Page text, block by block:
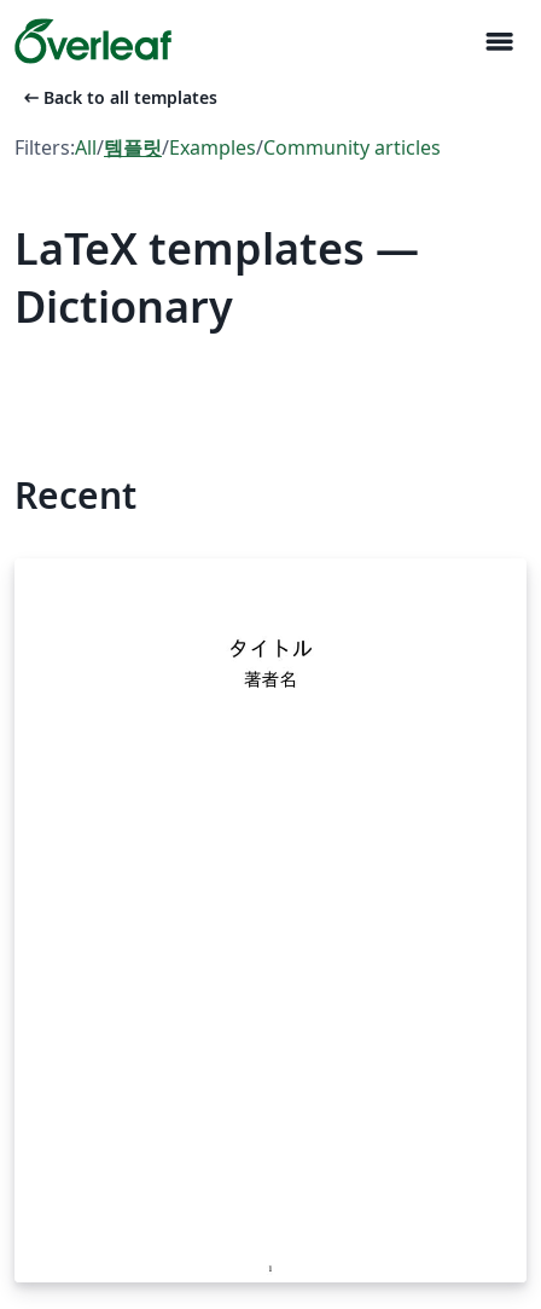
menu
arrow_left_alt Back to all templates
Filters:All/템플릿/Examples/Community articles
LaTeX templates —
Dictionary
Recent